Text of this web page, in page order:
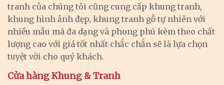
tranh của chúng tôi cũng cung cấp khung tranh,
khung hình ảnh đẹp, khung tranh gỗ tự nhiên với
nhiều mẫu mã đa dạng và phong phú kèm theo chất
lượng cao với giá tốt nhất chắc chắn sẽ là lựa chọn
tuyệt vời cho quý khách.
Cửa hàng Khung & Tranh